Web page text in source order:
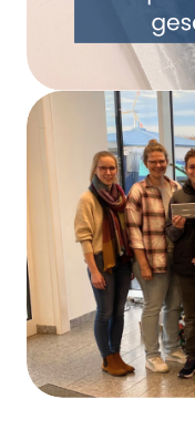
Samen een
DiNOVO
verpakkingen